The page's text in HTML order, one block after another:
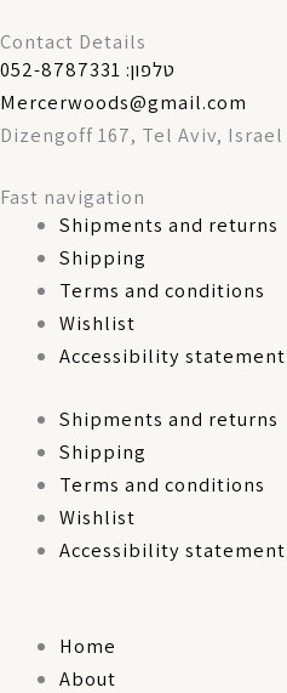
Contact Details
טלפון: 052-8787331
Mercerwoods@gmail.com
Dizengoff 167, Tel Aviv, Israel
Fast navigation
Shipments and returns
Shipping
Terms and conditions
Wishlist
Accessibility statement
Shipments and returns
Shipping
Terms and conditions
Wishlist
Accessibility statement
Home
About